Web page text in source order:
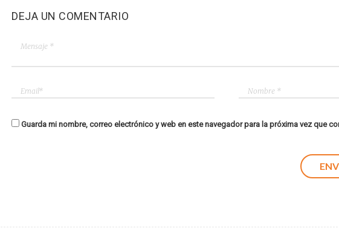
DEJA UN COMENTARIO
Guarda mi nombre, correo electrónico y web en este navegador para la próxima vez que